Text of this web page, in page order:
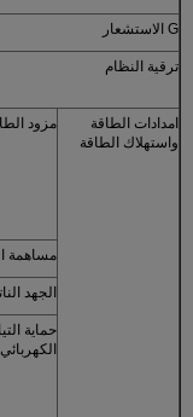
G الاستشعار
ترقية النظام
امدادات الطاقة
واستهلاك الطاقة
مزود
مساهمة
الجهد
حماية
الكهربائي